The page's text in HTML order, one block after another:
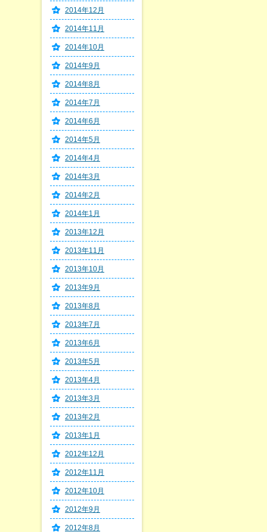
2014年12月
2014年11月
2014年10月
2014年9月
2014年8月
2014年7月
2014年6月
2014年5月
2014年4月
2014年3月
2014年2月
2014年1月
2013年12月
2013年11月
2013年10月
2013年9月
2013年8月
2013年7月
2013年6月
2013年5月
2013年4月
2013年3月
2013年2月
2013年1月
2012年12月
2012年11月
2012年10月
2012年9月
2012年8月